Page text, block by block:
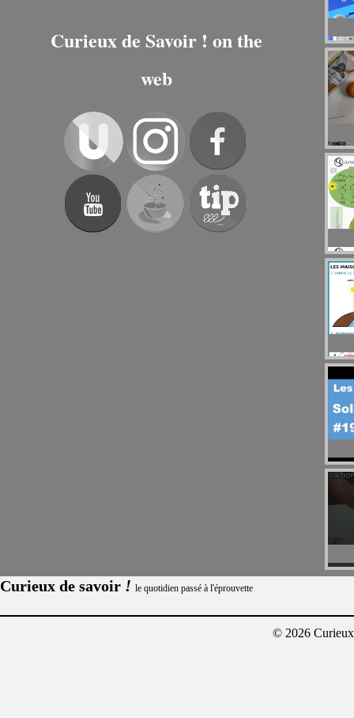
Curieux de Savoir ! on the
web
Curieux de savoir ! le quotidien passé à l'éprouvette
© 2026